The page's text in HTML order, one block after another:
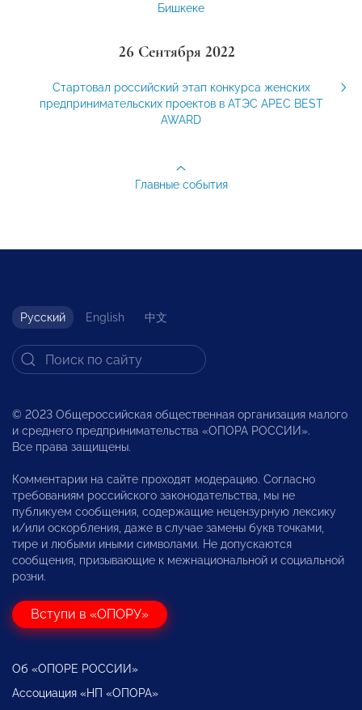
Бишкеке
26 Сентября 2022
Стартовал российский этап конкурса женских
предпринимательских проектов в АТЭС APEC BEST
AWARD
Главные события
Русский English 中文
© 2023 Общероссийская общественная организация малого
и среднего предпринимательства «ОПОРА РОССИИ».
Все права защищены.
Комментарии на сайте проходят модерацию. Согласно
требованиям российского законодательства, мы не
публикуем сообщения, содержащие нецензурную лексику
и/или оскорбления, даже в случае замены букв точками,
тире и любыми иными символами. Не допускаются
сообщения, призывающие к межнациональной и социальной
розни.
Вступи в «ОПОРУ»
Об «ОПОРЕ РОССИИ»
Ассоциация «НП «ОПОРА»